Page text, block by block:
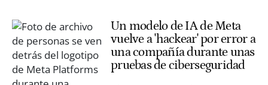
Un modelo de IA de Meta
vuelve a 'hackear' por error a
una compañía durante unas
pruebas de ciberseguridad